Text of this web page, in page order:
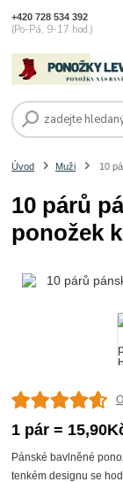
+420 728 534 392
(Po-Pá, 9-17 hod.)
Úvod Muži 10
10 párů
ponožek
1 pár =
Pánské bavlněné
tenkém designu se